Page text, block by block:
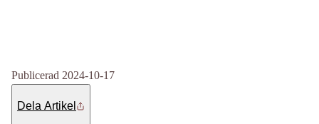
Publicerad 2024-10-17
Dela Artikel